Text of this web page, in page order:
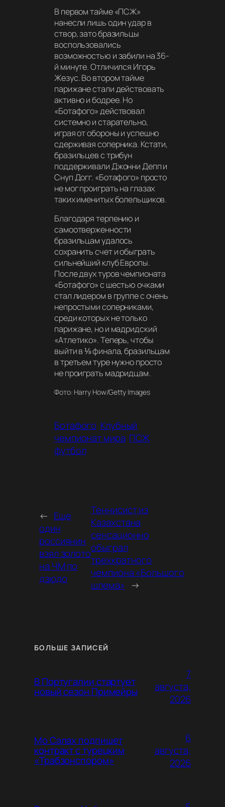
В первом тайме «ПСЖ»
нанесли лишь один удар в
створ, зато бразильцы
воспользовались
возможностью и забили на 36-
й минуте. Отличился Игорь
Жезус. Во втором тайме
парижане стали действовать
активно и бодрее. Но
«Ботафого» действовал
системно и старательно,
играя от обороны и успешно
сдерживая соперника. Кстати,
бразильцев с трибун
поддерживали Джонни Депп и
Снуп Догг. «Ботафого» просто
не мог проиграть на глазах
таких именитых болельщиков.
Благодаря терпению и
самоотверженности
бразильцам удалось
сохранить счет и обыграть
сильнейший клуб Европы.
После двух туров чемпионата
«Ботафого» с шестью очками
стал лидером в группе с очень
непростыми соперниками,
среди которых не только
парижане, но и мадридский
«Атлетико». Теперь, чтобы
выйти в ⅛ финала, бразильцам
в третьем туре нужно просто
не проиграть мадридцам.
Фото: Harry How/Getty Images
Ботафого Клубный
чемпионат мира ПСЖ
футбол
← Еще
один
россиянин
взял золото
на ЧМ по
дзюдо
Теннисист из
Казахстана
сенсационно
обыграл
трехкратного
чемпиона «Большого
шлема» →
БОЛЬШЕ ЗАПИСЕЙ
В Португалии стартует
новый сезон Примейры
7
августа,
2026
Мо Салах подпишет
контракт с турецким
«Трабзонспором»
6
августа,
2026